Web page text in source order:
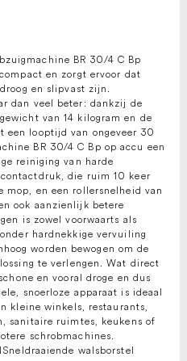
BR 30/4 C Bp
en zorgt ervoor dat
en slipvast zijn.
dan veel beter: dankzij de
van 14 kilogram en de
looptijd van ongeveer 30
BR 30/4 C Bp op accu een
reiniging van harde
die ruim 10 keer
mop, en een rollersnelheid van
ook aanzienlijk betere
is zowel voorwaarts als
hardnekkige vervuiling
worden bewogen om de
te verlengen. Wat direct
en vooral droge en dus
snoerloze apparaat is ideaal
kleine winkels, restaurants,
sanitaire ruimtes, keukens of
schrobmachines.
walsborstel